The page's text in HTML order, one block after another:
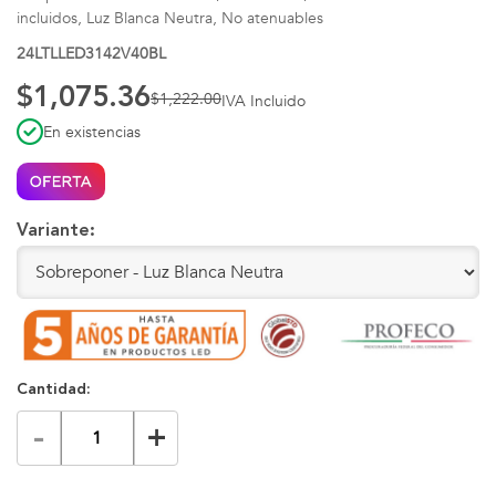
incluidos, Luz Blanca Neutra, No atenuables
24LTLLED3142V40BL
$1,075.36$1,222.00IVA Incluido
En existencias
Variante:
Cantidad:
- +